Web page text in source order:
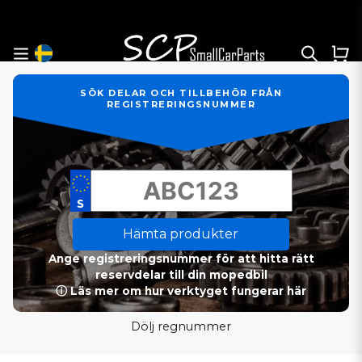
SÖK DELAR OCH TILLBEHÖR FRÅN
REGISTRERINGSNUMMER
Hämta produkter
Ange registreringsnummer för att hitta rätt
reservdelar till din mopedbil
ⓘ Läs mer om hur verktyget fungerar här
Dölj regnummer